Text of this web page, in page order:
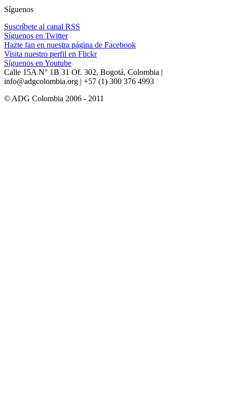
Síguenos
Suscríbete al canal RSS
Síguenos en Twitter
Hazte fan en nuestra página de Facebook
Visita nuestro perfil en Flickr
Síguenos en Youtube
Calle 15A N° 1B 31 Of. 302, Bogotá, Colombia |
info@adgcolombia.org | +57 (1) 300 376 4993
© ADG Colombia 2006 - 2011